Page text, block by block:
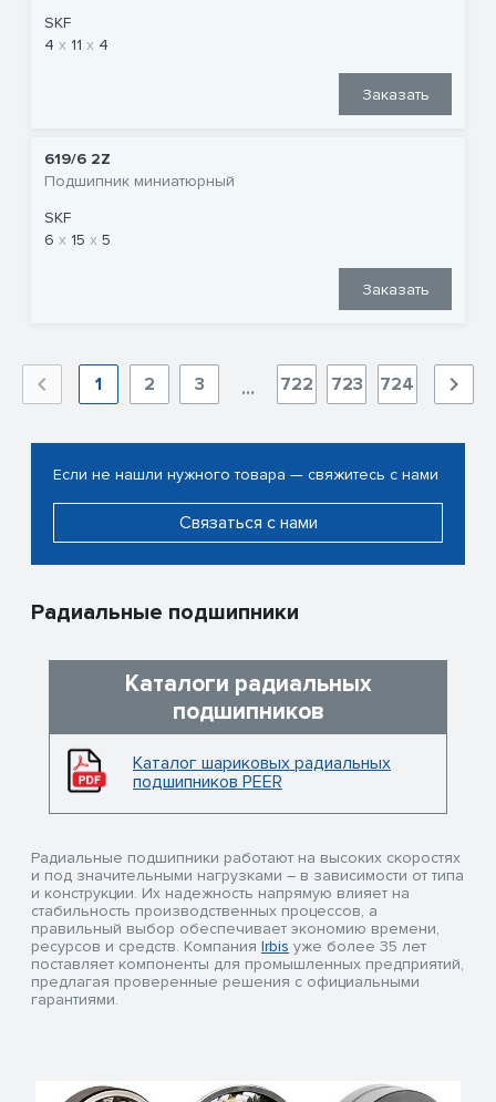
SKF
4
11 4
Заказать
619/6 2Z
Подшипник миниатюрный
SKF
6
15 5
Заказать
1 2 3 ... 722 723 724
Если не нашли нужного товара — свяжитесь с нами
Связаться с нами
Радиальные подшипники
Каталоги радиальных
подшипников
Каталог шариковых радиальных
подшипников PEER
Радиальные подшипники работают на высоких скоростях
и под значительными нагрузками – в зависимости от типа
и конструкции. Их надежность напрямую влияет на
стабильность производственных процессов, а
правильный выбор обеспечивает экономию времени,
ресурсов и средств. Компания Irbis уже более 35 лет
поставляет компоненты для промышленных предприятий,
предлагая проверенные решения с официальными
гарантиями.